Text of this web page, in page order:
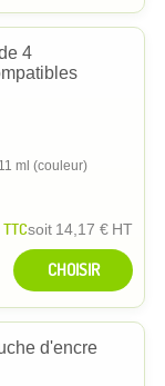
4
ml (couleur)
TTCsoit 14,17 € HT
CHOISIR
d'encre